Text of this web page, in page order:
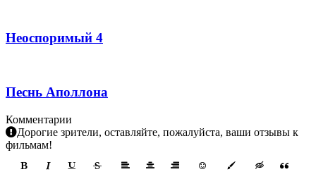
Неоспоримый 4
Песнь Аполлона
Комментарии
Дорогие зрители, оставляйте, пожалуйста, ваши отзывы к
фильмам!